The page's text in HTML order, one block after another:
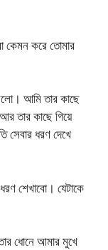
করে তোমার
আমি তার কাছে
তার কাছে গিয়ে
সেবার ধরণ দেখে
শেখাবো। যেটাকে
ধোনে আমার মুখে